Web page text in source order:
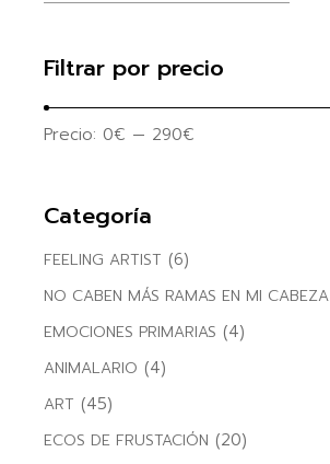
Filtrar por precio
Precio: 0€ — 290€
Categoría
FEELING ARTIST (6)
NO CABEN MÁS RAMAS EN MI CABEZA
EMOCIONES PRIMARIAS (4)
ANIMALARIO (4)
ART (45)
ECOS DE FRUSTACIÓN (20)